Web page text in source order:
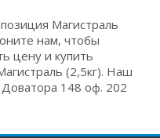
Магистраль
нам, чтобы
цену и купить
(2,5кг). Наш
148 оф. 202